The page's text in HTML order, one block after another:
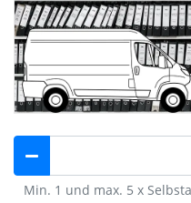
Min. 1 und max. 5 x